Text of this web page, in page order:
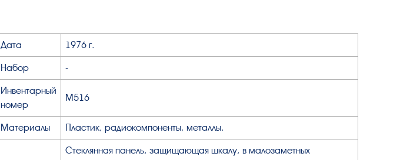
Дата 1976 г.
Набор -
Инвентарный
номер
М516
Материалы Пластик, радиокомпоненты, металлы.
Стеклянная панель, защищающая шкалу, в малозаметных